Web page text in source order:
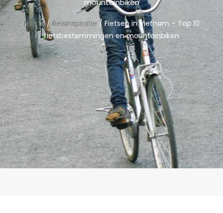
mountainbiken
Home/ Reisinspiratie / Fietsen in Vietnam – Top 10
fietsbestemmingen en mountainbiken